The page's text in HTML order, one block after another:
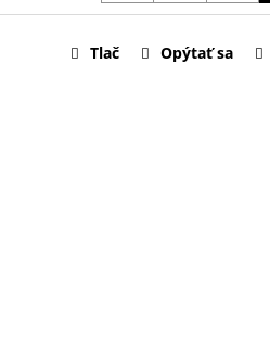
Tlač Opýtať sa